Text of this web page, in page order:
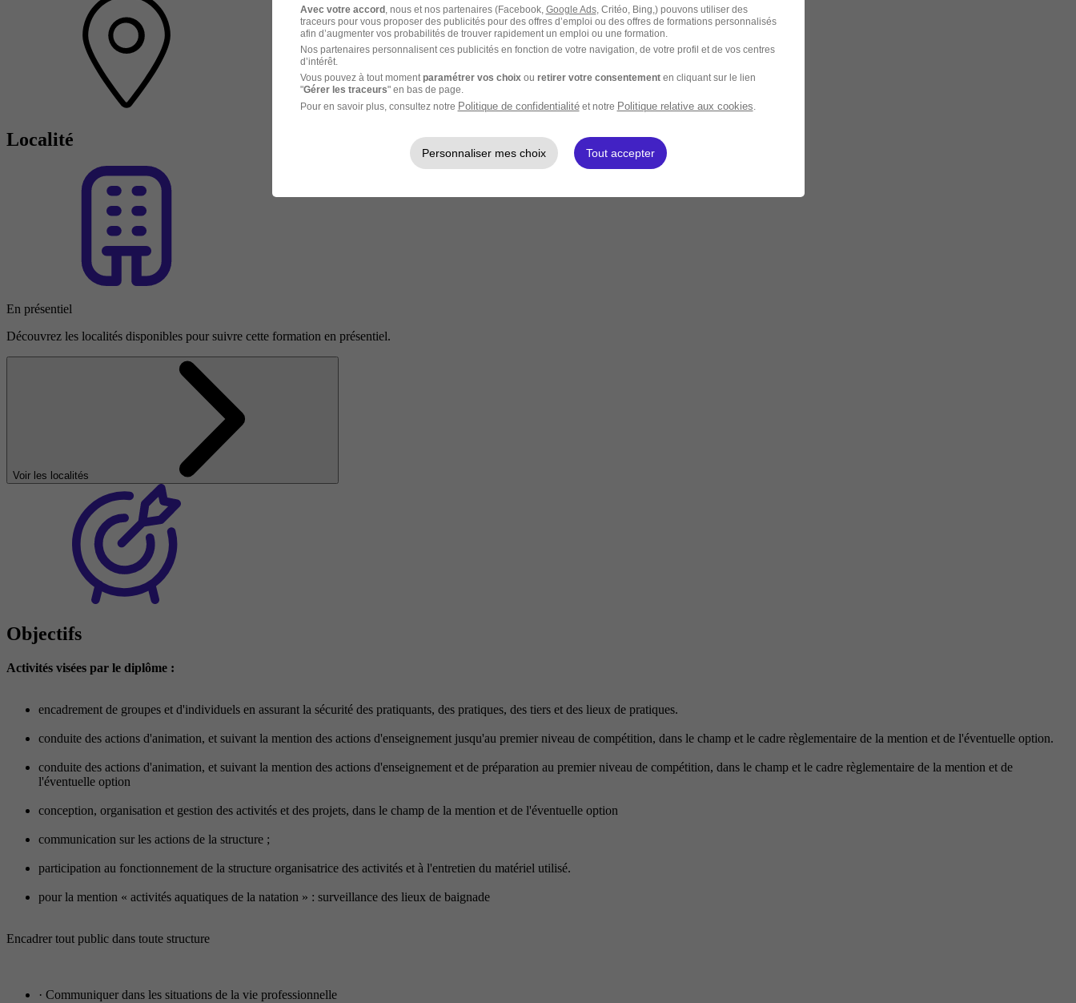
Localité
En présentiel
Découvrez les localités disponibles pour suivre cette formation en présentiel.
Voir les localités
Objectifs
Activités visées par le diplôme :
encadrement de groupes et d'individuels en assurant la sécurité des pratiquants, des pratiques, des tiers et des lieux de pratiques.
conduite des actions d'animation, et suivant la mention des actions d'enseignement jusqu'au premier niveau de compétition, dans le champ et le cadre règlementaire de la mention et de l'éventuelle option.
conduite des actions d'animation, et suivant la mention des actions d'enseignement et de préparation au premier niveau de compétition, dans le champ et le cadre règlementaire de la mention et de
l'éventuelle option
conception, organisation et gestion des activités et des projets, dans le champ de la mention et de l'éventuelle option
communication sur les actions de la structure ;
participation au fonctionnement de la structure organisatrice des activités et à l'entretien du matériel utilisé.
pour la mention « activités aquatiques de la natation » : surveillance des lieux de baignade
Encadrer tout public dans toute structure
· Communiquer dans les situations de la vie professionnelle
Avec votre accord, nous et nos partenaires (Facebook, Google Ads, Critéo, Bing,) pouvons utiliser des
traceurs pour vous proposer des publicités pour des offres d’emploi ou des offres de formations personnalisés
afin d’augmenter vos probabilités de trouver rapidement un emploi ou une formation.
Nos partenaires personnalisent ces publicités en fonction de votre navigation, de votre profil et de vos centres
d’intérêt.
Vous pouvez à tout moment paramétrer vos choix ou retirer votre consentementen cliquant sur le lien
"Gérer les traceurs" en bas de page.
Pour en savoir plus, consultez notre Politique de confidentialitéet notre Politique relative aux cookies
Personnaliser mes choix Tout accepter